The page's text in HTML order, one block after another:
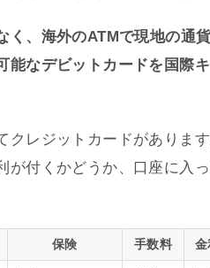
く、海外のATMで現地の通
能なデビットカードを国際
クレジットカードがありま
が付くかどうか、口座に入
保険 手数料 金